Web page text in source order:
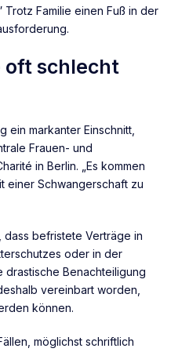
Trotz Familie einen Fuß in der
oft schlecht
ein markanter Einschnitt,
Frauen- und
in Berlin. „Es kommen
einer Schwangerschaft zu
dass befristete Verträge in
oder in der
drastische Benachteiligung
vereinbart worden,
können.
möglichst schriftlich